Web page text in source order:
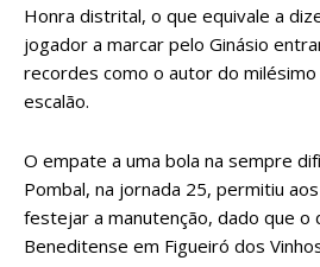
Honra distrital, o que equivale a
jogador a marcar pelo Ginásio
recordes como o autor do
escalão.
O empate a uma bola na sempre
Pombal, na jornada 25, permitiu
festejar a manutenção, dado que o
Beneditense em Figueiró dos